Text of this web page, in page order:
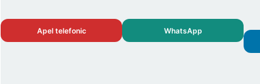
Apel telefonic WhatsApp